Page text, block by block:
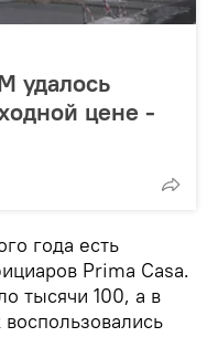
удалось
цене -
года есть
Prima Casa.
тысячи 100, а в